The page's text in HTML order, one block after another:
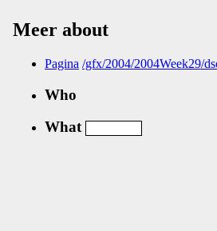
Meer about
Pagina /gfx/2004/2004Week29/
Who
What